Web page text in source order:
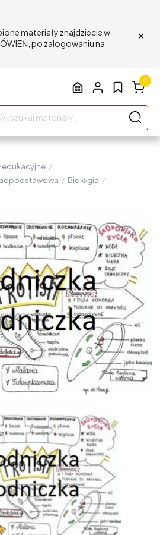
materiały znajdziecie w
po zalogowaniu na
×
0
edukacyjne /
/ Biologia /